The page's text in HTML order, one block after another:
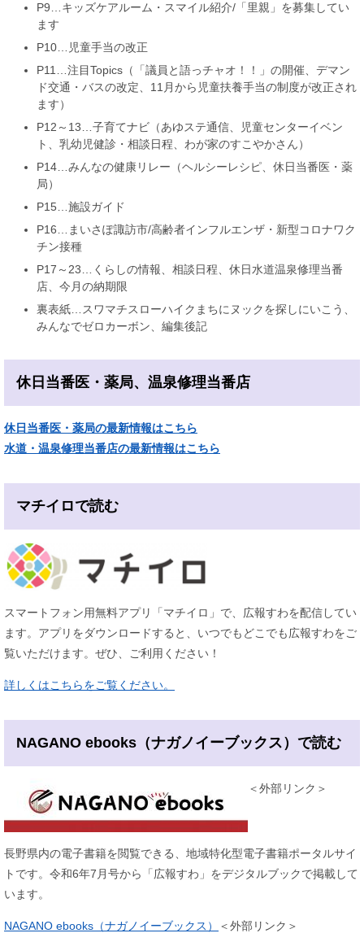
P9…キッズケアルーム・スマイル紹介/「里親」を募集してい
ます
P10…児童手当の改正
P11…注目Topics（「議員と語っチャオ！！」の開催、デマン
ド交通・バスの改定、11月から児童扶養手当の制度が改正され
ます）
P12～13…子育てナビ（あゆステ通信、児童センターイベン
ト、乳幼児健診・相談日程、わが家のすこやかさん）
P14…みんなの健康リレー（ヘルシーレシピ、休日当番医・薬
局）
P15…施設ガイド
P16…まいさぽ諏訪市/高齢者インフルエンザ・新型コロナワク
チン接種
P17～23…くらしの情報、相談日程、休日水道温泉修理当番
店、今月の納期限
裏表紙…スワマチスローハイクまちにヌックを探しにいこう、
みんなでゼロカーボン、編集後記
休日当番医・薬局、温泉修理当番店
休日当番医・薬局の最新情報はこちら
水道・温泉修理当番店の最新情報はこちら
マチイロで読む
スマートフォン用無料アプリ「マチイロ」で、広報すわを配信してい
ます。アプリをダウンロードすると、いつでもどこでも広報すわをご
覧いただけます。ぜひ、ご利用ください！
詳しくはこちらをご覧ください。
NAGANO ebooks（ナガノイーブックス）で読む
＜外部リンク＞
長野県内の電子書籍を閲覧できる、地域特化型電子書籍ポータルサイ
トです。令和6年7月号から「広報すわ」をデジタルブックで掲載して
います。
NAGANO ebooks（ナガノイーブックス） ＜外部リンク＞